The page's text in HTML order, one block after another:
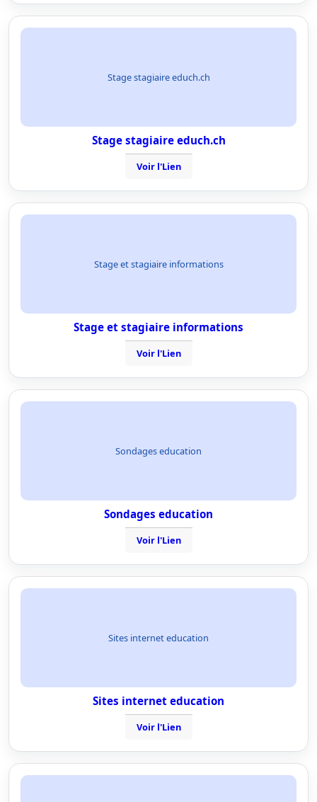
Stage stagiaire educh.ch
Stage stagiaire educh.ch
Voir l'Lien
Stage et stagiaire informations
Stage et stagiaire informations
Voir l'Lien
Sondages education
Sondages education
Voir l'Lien
Sites internet education
Sites internet education
Voir l'Lien